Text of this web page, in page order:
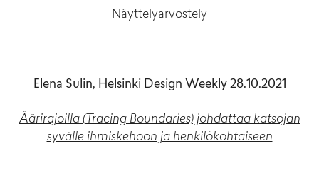
Näyttelyarvostely
Elena Sulin, Helsinki Design Weekly 28.10.2021
Äärirajoilla (Tracing Boundaries) johdattaa katsojan
syvälle ihmiskehoon ja henkilökohtaiseen